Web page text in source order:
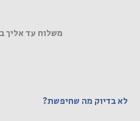
משלוח עד אליך
לא בדיוק מה שחיפשת?